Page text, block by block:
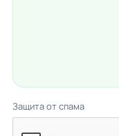
Защита от спама